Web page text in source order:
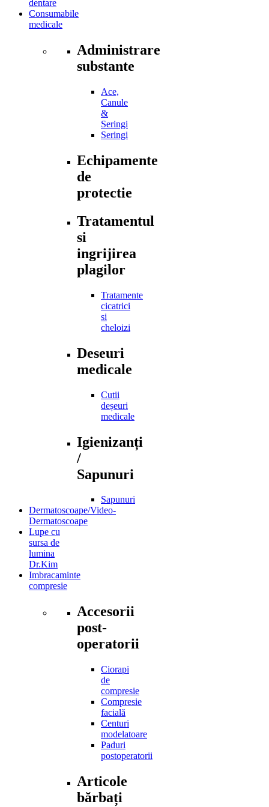
dentare
Consumabile
medicale
Administrare
substante
Ace,
Canule
&
Seringi
Seringi
Echipamente
de
protectie
Tratamentul
si
ingrijirea
plagilor
Tratamente
cicatrici
si
cheloizi
Deseuri
medicale
Cutii
deșeuri
medicale
Igienizanți
/
Sapunuri
Sapunuri
Dermatoscoape/Video-
Dermatoscoape
Lupe cu
sursa de
lumina
Dr.Kim
Imbracaminte
compresie
Accesorii
post-
operatorii
Ciorapi
de
compresie
Compresie
facială
Centuri
modelatoare
Paduri
postoperatorii
Articole
bărbați